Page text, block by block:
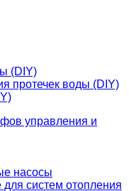
(DIY)
протечек воды (DIY)
управления и
насосы
систем отопления